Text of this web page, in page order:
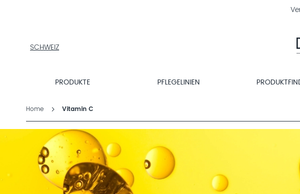
SCHWEIZ
INSTITUTSKOSMETIK
PRODUKTE PFLEGELINIEN
Home Vitamin C